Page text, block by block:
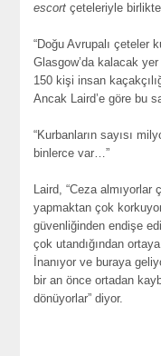
escort çeteleriyle
“Doğu Avrupalı çeteler
Glasgow’da kalacak yer
150 kişi insan
Ancak Laird’e göre bu
“Kurbanların sayısı
binlerce var…”
Laird, “Ceza
yapmaktan çok
güvenliğinden endişe
çok utandığından
İnanıyor ve buraya
bir an önce ortadan
dönüyorlar” diyor.